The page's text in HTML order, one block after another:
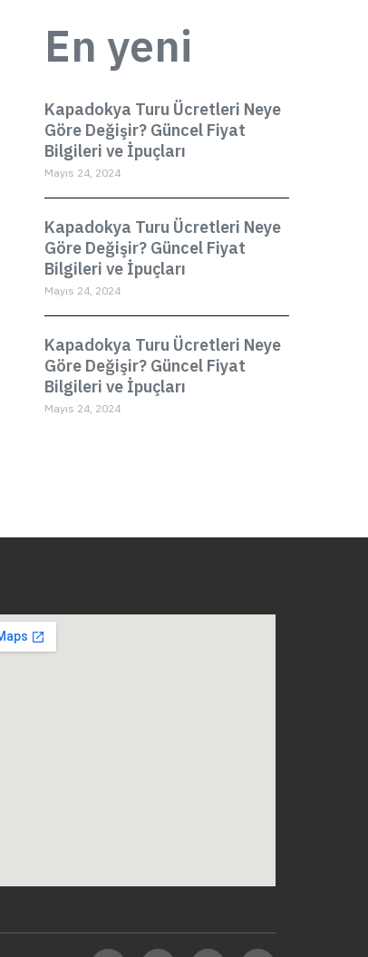
En yeni
Kapadokya Turu Ücretleri Neye
Göre Değişir? Güncel Fiyat
Bilgileri ve İpuçları
Mayıs 24, 2024
Kapadokya Turu Ücretleri Neye
Göre Değişir? Güncel Fiyat
Bilgileri ve İpuçları
Mayıs 24, 2024
Kapadokya Turu Ücretleri Neye
Göre Değişir? Güncel Fiyat
Bilgileri ve İpuçları
Mayıs 24, 2024